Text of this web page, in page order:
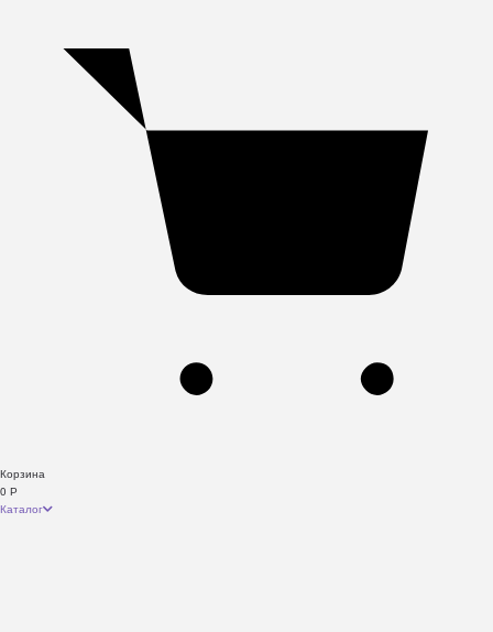
Корзина
0 Р
Каталог